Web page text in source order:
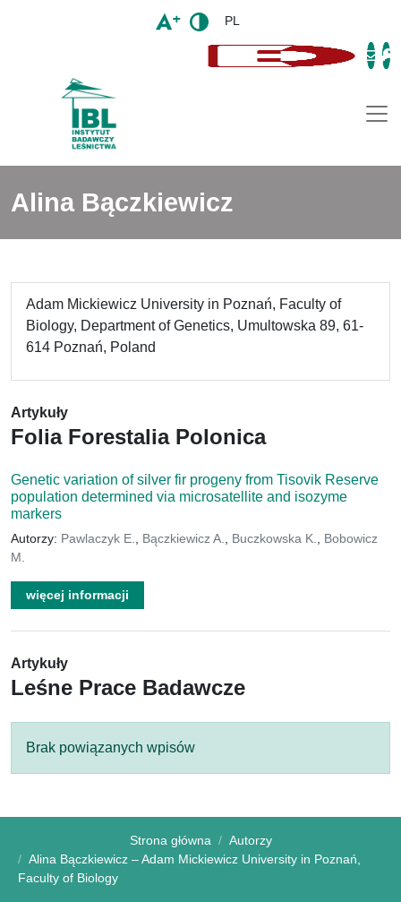
PL
Alina Bączkiewicz
Adam Mickiewicz University in Poznań, Faculty of
Biology, Department of Genetics, Umultowska 89, 61-
614 Poznań, Poland
Artykuły
Folia Forestalia Polonica
Genetic variation of silver fir progeny from Tisovik Reserve
population determined via microsatellite and isozyme
markers
Autorzy: Pawlaczyk E. Bączkiewicz A. Buczkowska K.
Bobowicz
M.
więcej informacji
Artykuły
Leśne Prace Badawcze
Brak powiązanych wpisów
Strona główna
Autorzy
Alina Bączkiewicz – Adam Mickiewicz University in Poznań,
Faculty of Biology